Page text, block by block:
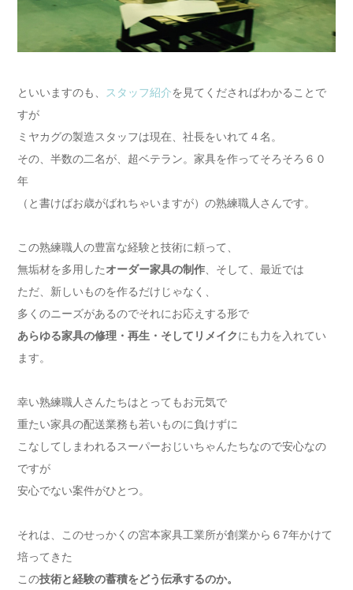
といいますのも、 スタッフ紹介を見てくださればわかることで
すが
ミヤカグの製造スタッフは現在、社長をいれて４名。
その、半数の二名が、超ベテラン。家具を作ってそろそろ６０
年
（と書けばお歳がばれちゃいますが）の熟練職人さんです。
この熟練職人の豊富な経験と技術に頼って、
無垢材を多用したオーダー家具の制作、そして、最近では
ただ、新しいものを作るだけじゃなく、
多くのニーズがあるのでそれにお応えする形で
あらゆる家具の修理・再生・そしてリメイクにも力を入れてい
ます。
幸い熟練職人さんたちはとってもお元気で
重たい家具の配送業務も若いものに負けずに
こなしてしまわれるスーパーおじいちゃんたちなので安心なの
ですが
安心でない案件がひとつ。
それは、このせっかくの宮本家具工業所が創業から６7年かけて
培ってきた
この技術と経験の蓄積をどう伝承するのか。